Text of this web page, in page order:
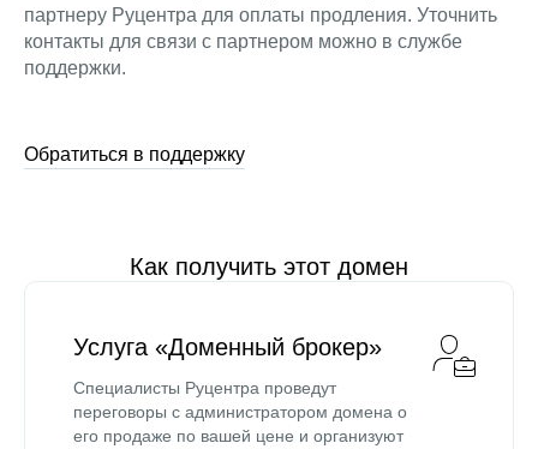
партнеру Руцентра для оплаты продления. Уточнить
контакты для связи с партнером можно в службе
поддержки.
Обратиться в поддержку
Как получить этот домен
Услуга «Доменный брокер»
Специалисты Руцентра проведут
переговоры с администратором домена о
его продаже по вашей цене и организуют